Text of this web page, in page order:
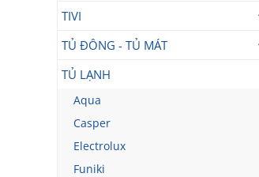
TIVI
TỦ ĐÔNG - TỦ MÁT
TỦ LẠNH
Aqua
Casper
Electrolux
Funiki
7.900.000₫.